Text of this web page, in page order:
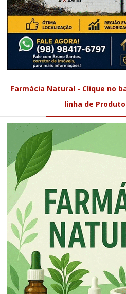
Farmácia Natural - Clique no
linha de